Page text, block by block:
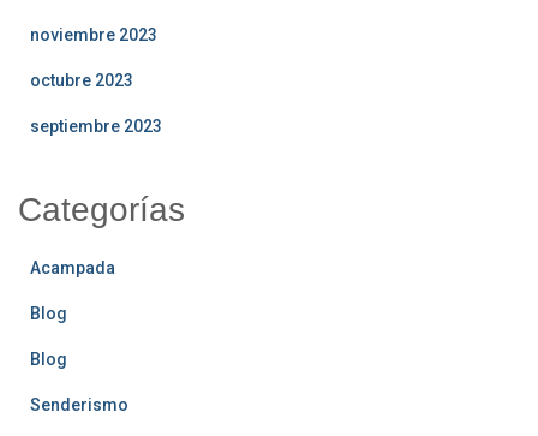
noviembre 2023
octubre 2023
septiembre 2023
Categorías
Acampada
Blog
Blog
Senderismo